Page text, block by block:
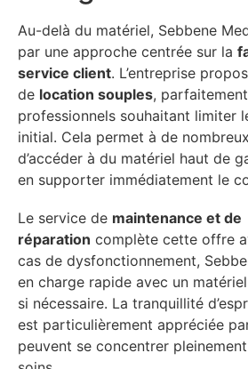
Au-delà du matériel, Sebbene
par une approche centrée sur la
service client. L’entreprise
de location souples,
professionnels souhaitant limiter
initial. Cela permet à de
d’accéder à du matériel haut de
en supporter immédiatement le
Le service de maintenance et de
réparation complète cette offre
cas de dysfonctionnement,
en charge rapide avec un
si nécessaire. La tranquillité
est particulièrement appréciée
peuvent se concentrer